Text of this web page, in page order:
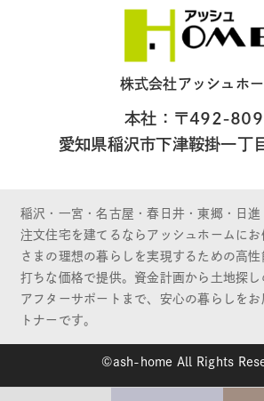
株式会社アッシュホ
本社：〒492-
愛知県稲沢市下津鞍掛一丁
稲沢・一宮・名古屋・春日井・東郷・日
注文住宅を建てるならアッシュホームに
さまの理想の暮らしを実現するための高
打ちな価格で提供。資金計画から土地探
アフターサポートまで、安心の暮らしを
トナーです。
©ash-home All Rights